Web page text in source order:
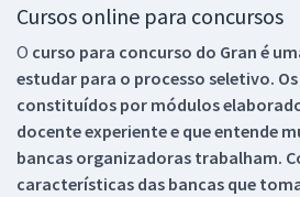
Cursos online para concursos
O curso para concurso do Gran é
estudar para o processo seletivo.
constituídos por módulos
docente experiente e que entende
bancas organizadoras trabalham.
características das bancas que